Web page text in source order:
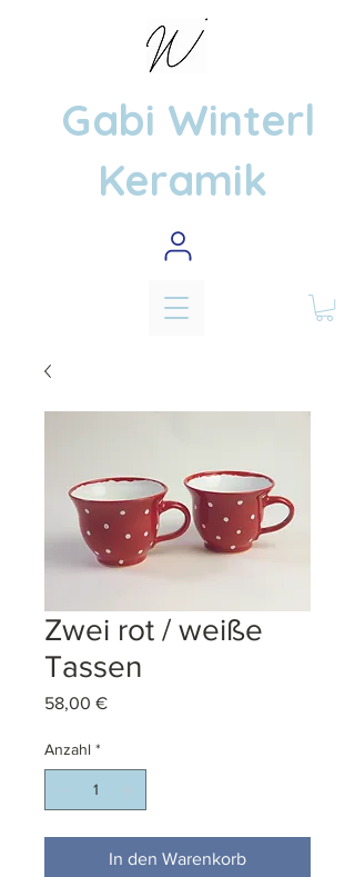
Gabi Winterl
Keramik
Zwei rot / weiße
Tassen
58,00 €Preis
Anzahl *
In den Warenkorb